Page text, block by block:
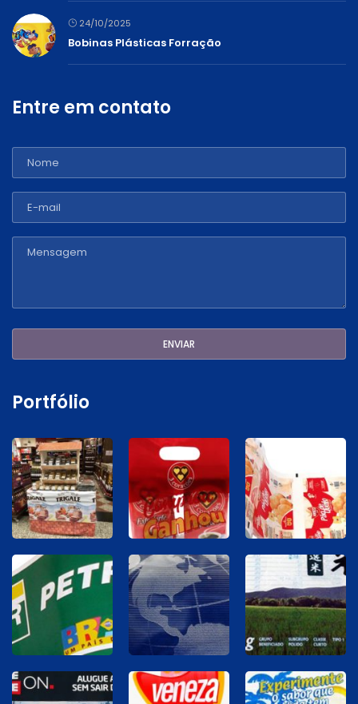
24/10/2025
Bobinas Plásticas Forração
Entre em contato
Portfólio